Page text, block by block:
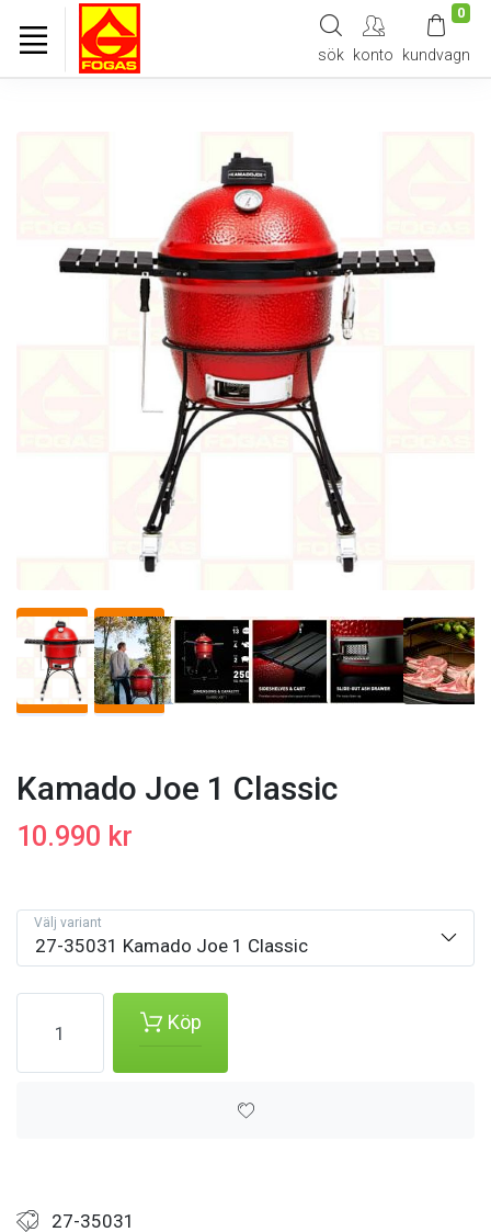
sök konto
0
kundvagn
Kamado Joe 1 Classic
10.990 kr
27-35031 Kamado Joe 1 Classic
Välj variant
Köp
27-35031